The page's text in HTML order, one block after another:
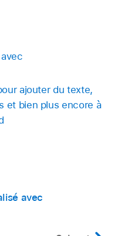
ajouter du texte,
et bien plus encore à
avec